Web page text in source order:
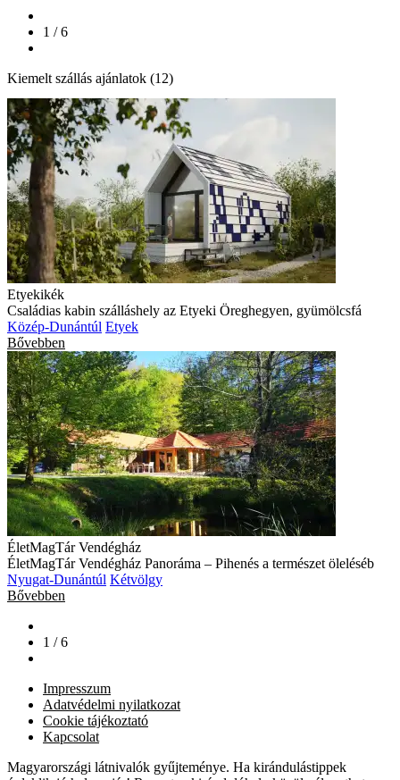
1 / 6
Kiemelt szállás ajánlatok (12)
Etyekikék
Családias kabin szálláshely az Etyeki Öreghegyen, gyümölcsfá
Közép-Dunántúl Etyek
Bővebben
ÉletMagTár Vendégház
ÉletMagTár Vendégház Panoráma – Pihenés a természet öleléséb
Nyugat-Dunántúl Kétvölgy
Bővebben
1 / 6
Impresszum
Adatvédelmi nyilatkozat
Cookie tájékoztató
Kapcsolat
Magyarországi látnivalók gyűjteménye. Ha kirándulástippek